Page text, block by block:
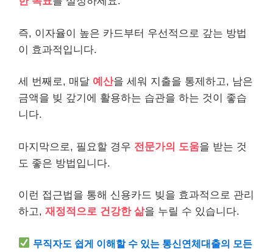
즉, 이자율이 높은 카드부터 우선적으로 갚는 방법
이 효과적입니다.
세 번째로, 매달 예산을 세워 지출을 통제하고, 남은
금액을 빚 갚기에 활용하는 습관을 하는 것이 좋습
니다.
마지막으로, 필요할 경우 전문가의 도움을 받는 것
도 좋은 방법입니다.
이런 접근법을 통해 신용카드 빚을 효과적으로 관리
하고, 재정적으로 건강한 삶을 누릴 수 있습니다.
무직자도 쉽게 이해할 수 있는 통신연체대출의 모든